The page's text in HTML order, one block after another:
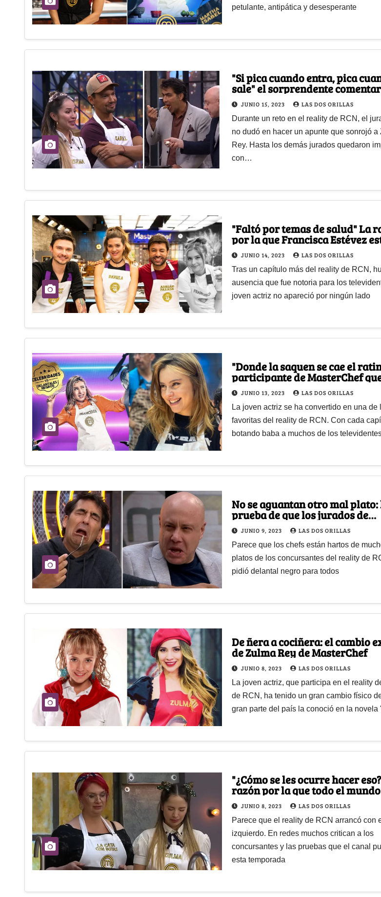
petulante, antipática y desesperante
"Si pica cuando entra, pica
sale" el sorprendente
Chris Carpentier en MasterChef
JUNIO 15, 2023 LAS DOS ORILLAS
Durante un reto en el reality de RCN, el
no dudó en hacer un apunte que sonrojó a
Rey. Hasta los demás jurados quedaron
con…
"Faltó por temas de salud" La
por la que Francisca Estévez
ausente en MasterChef
JUNIO 14, 2023 LAS DOS ORILLAS
Tras un capítulo más del reality de RCN,
ausencia que fue notoria para los
joven actriz no apareció por ningún lado
"Donde la saquen se cae el
participante de MasterChef
enamorados a todos
JUNIO 13, 2023 LAS DOS ORILLAS
La joven actriz se ha convertido en una de
favoritas del reality de RCN. Con cada
botando baba a muchos de los
No se aguantan otro mal plato:
prueba de que los jurados de
MasterChef estarían mamados
reality
JUNIO 9, 2023 LAS DOS ORILLAS
Parece que los chefs están hartos de
platos de los concursantes del reality de
pidió delantal negro para todos
De ñera a cociñera: el cambio
de Zulma Rey de MasterChef
JUNIO 8, 2023 LAS DOS ORILLAS
La joven actriz, que participa en el reality
de RCN, ha tenido un gran cambio físico
gran parte del país la conoció en la
"¿Cómo se les ocurre hacer
razón por la que todo el
odiando a MasterChef y RCN
JUNIO 8, 2023 LAS DOS ORILLAS
Parece que el reality de RCN arrancó con
izquierdo. En redes muchos critican a los
concursantes y las pruebas que el canal
esta temporada